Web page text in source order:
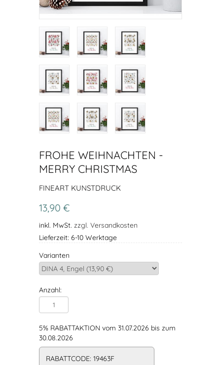
FROHE WEIHNACHTEN -
MERRY CHRISTMAS
FINEART KUNSTDRUCK
13,90 €
inkl. MwSt. zzgl. Versandkosten
Lieferzeit: 6-10 Werktage
Varianten
Anzahl:
5% RABATTAKTION vom 31.07.2026 bis zum
30.08.2026
RABATTCODE: 19463F